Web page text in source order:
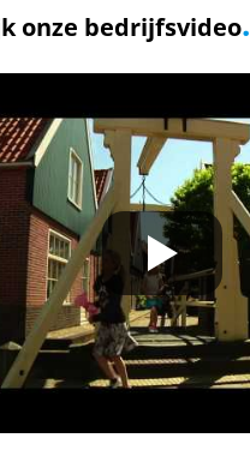
onze bedrijfsvideo.